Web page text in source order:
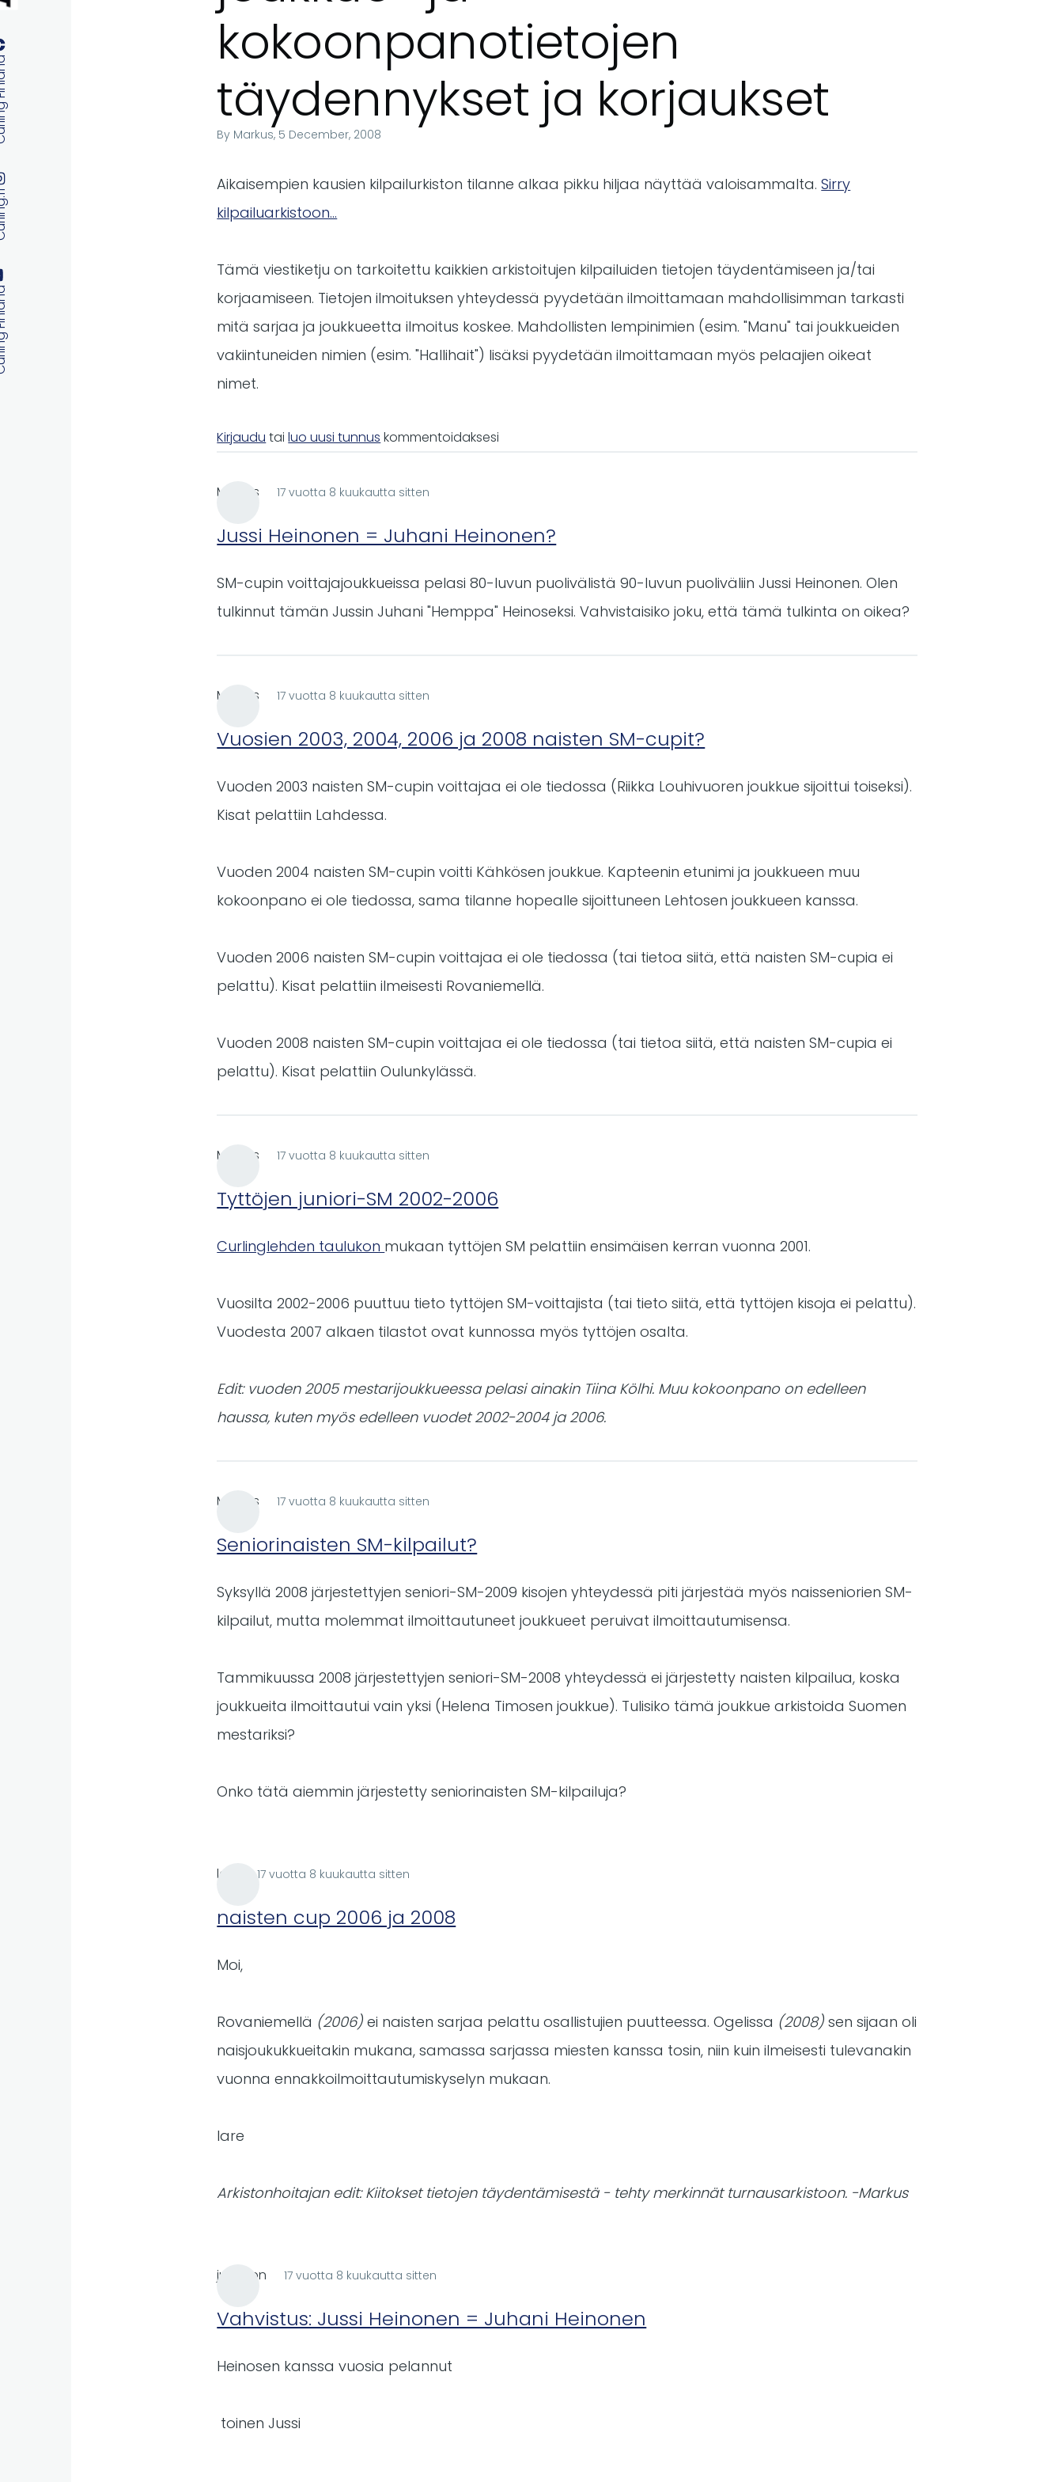
kokoonpanotietojen
täydennykset ja korjaukset
By Markus, 5 December, 2008
Aikaisempien kausien kilpailurkiston tilanne alkaa pikku hiljaa näyttää valoisammalta.Sirry
kilpailuarkistoon...
Tämä viestiketju on tarkoitettu kaikkien arkistoitujen kilpailuiden tietojen täydentämiseen ja/tai
korjaamiseen. Tietojen ilmoituksen yhteydessä pyydetään ilmoittamaan mahdollisimman tarkasti
mitä sarjaa ja joukkueetta ilmoitus koskee. Mahdollisten lempinimien (esim. "Manu" tai joukkueiden
vakiintuneiden nimien (esim. "Hallihait") lisäksi pyydetään ilmoittamaan myös pelaajien oikeat
nimet.
Kirjaudu tailuo uusi tunnus kommentoidaksesi
Markus 17 vuotta 8 kuukautta sitten
Jussi Heinonen = Juhani Heinonen?
SM-cupin voittajajoukkueissa pelasi 80-luvun puolivälistä 90-luvun puoliväliin Jussi Heinonen. Olen
tulkinnut tämän Jussin Juhani "Hemppa" Heinoseksi. Vahvistaisiko joku, että tämä tulkinta on oikea?
Markus 17 vuotta 8 kuukautta sitten
Vuosien 2003, 2004, 2006 ja 2008 naisten SM-cupit?
Vuoden 2003 naisten SM-cupin voittajaa ei ole tiedossa (Riikka Louhivuoren joukkue sijoittui toiseksi).
Kisat pelattiin Lahdessa.
Vuoden 2004 naisten SM-cupin voitti Kähkösen joukkue. Kapteenin etunimi ja joukkueen muu
kokoonpano ei ole tiedossa, sama tilanne hopealle sijoittuneen Lehtosen joukkueen kanssa.
Vuoden 2006 naisten SM-cupin voittajaa ei ole tiedossa (tai tietoa siitä, että naisten SM-cupia ei
pelattu). Kisat pelattiin ilmeisesti Rovaniemellä.
Vuoden 2008 naisten SM-cupin voittajaa ei ole tiedossa (tai tietoa siitä, että naisten SM-cupia ei
pelattu). Kisat pelattiin Oulunkylässä.
Markus 17 vuotta 8 kuukautta sitten
Tyttöjen juniori-SM 2002-2006
Curlinglehden taulukon mukaan tyttöjen SM pelattiin ensimäisen kerran vuonna 2001.
Vuosilta 2002-2006 puuttuu tieto tyttöjen SM-voittajista (tai tieto siitä, että tyttöjen kisoja ei pelattu).
Vuodesta 2007 alkaen tilastot ovat kunnossa myös tyttöjen osalta.
Edit: vuoden 2005 mestarijoukkueessa pelasi ainakin Tiina Kölhi. Muu kokoonpano on edelleen
haussa, kuten myös edelleen vuodet 2002-2004 ja 2006.
Markus 17 vuotta 8 kuukautta sitten
Seniorinaisten SM-kilpailut?
Syksyllä 2008 järjestettyjen seniori-SM-2009 kisojen yhteydessä piti järjestää myös naisseniorien SM-
kilpailut, mutta molemmat ilmoittautuneet joukkueet peruivat ilmoittautumisensa.
Tammikuussa 2008 järjestettyjen seniori-SM-2008 yhteydessä ei järjestetty naisten kilpailua, koska
joukkueita ilmoittautui vain yksi (Helena Timosen joukkue). Tulisiko tämä joukkue arkistoida Suomen
mestariksi?
Onko tätä aiemmin järjestetty seniorinaisten SM-kilpailuja?
lare 17 vuotta 8 kuukautta sitten
reply
to
2006
2008
naisten
naisten cup 2006 ja 2008
Moi,
Rovaniemellä (2006) ei naisten sarjaa pelattu osallistujien puutteessa. Ogelissa (2008) sen sijaan oli
naisjoukukkueitakin mukana, samassa sarjassa miesten kanssa tosin, niin kuin ilmeisesti tulevanakin
vuonna ennakkoilmoittautumiskyselyn mukaan.
lare
Arkistonhoitajan edit: Kiitokset tietojen täydentämisestä - tehty merkinnät turnausarkistoon. -Markus
jussiupn 17 vuotta 8 kuukautta sitten
to
Heinonen
Vahvistus: Jussi Heinonen = Juhani Heinonen
Heinosen kanssa vuosia pelannut
toinen Jussi